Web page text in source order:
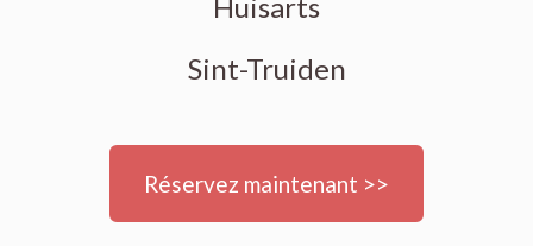
Sint-Truiden
Réservez maintenant >>